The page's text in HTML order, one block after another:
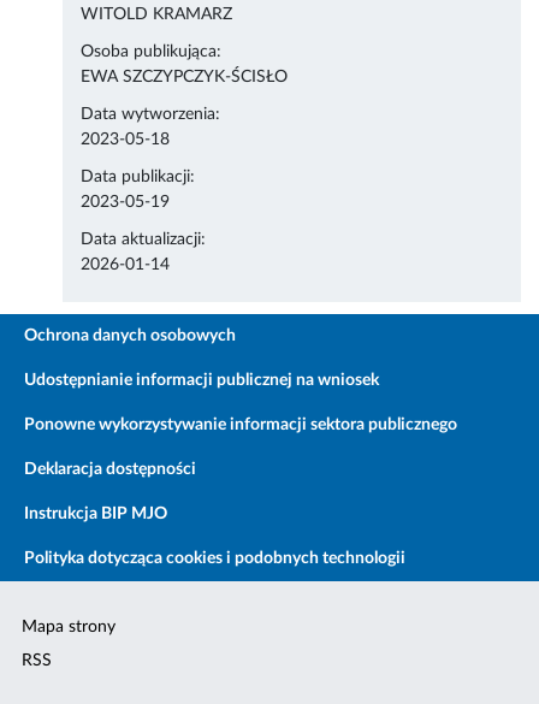
WITOLD KRAMARZ
Osoba publikująca:
EWA SZCZYPCZYK-ŚCISŁO
Data wytworzenia:
2023-05-18
Data publikacji:
2023-05-19
Data aktualizacji:
2026-01-14
Ochrona danych osobowych
Udostępnianie informacji publicznej na wniosek
Ponowne wykorzystywanie informacji sektora publicznego
Deklaracja dostępności
Instrukcja BIP MJO
Polityka dotycząca cookies i podobnych technologii
Mapa strony
RSS